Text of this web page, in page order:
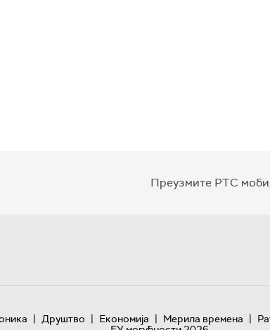
Преузмите РТС
| Друштво | Економија | Мерила времена |